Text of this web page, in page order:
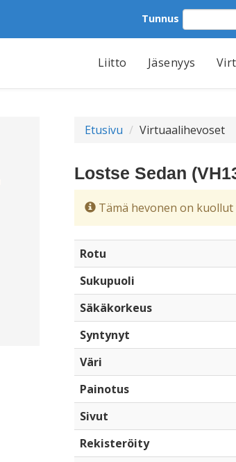
Tunnus
Liitto Jäsenyys
Etusivu Virtuaalihevoset
Lostse Sedan
Tämä hevonen on kuollut
Rotu
Sukupuoli
Säkäkorkeus
Syntynyt
Väri
Painotus
Sivut
Rekisteröity